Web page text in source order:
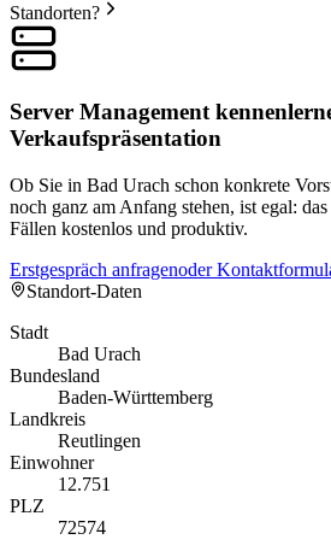
Standorten?
Server Management
Verkaufspräsentation
Ob Sie in Bad Urach schon konkrete
noch ganz am Anfang stehen, ist egal:
Fällen kostenlos und produktiv.
Erstgespräch anfragenoder
Standort-Daten
Stadt
Bad Urach
Bundesland
Baden-Württemberg
Landkreis
Reutlingen
Einwohner
12.751
PLZ
72574